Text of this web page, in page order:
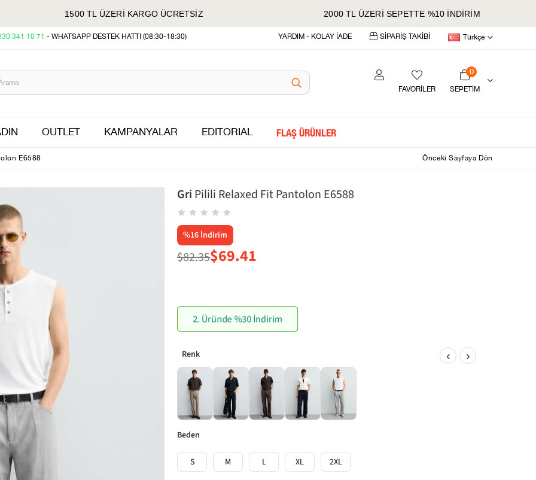
1500 TL ÜZERİ KARGO ÜCRETSİZ 2000 TL ÜZERİ SEPETTE %10 İNDİRİM
341 10 71 - WHATSAPP DESTEK HATTI (08:30-18:30) YARDIM - KOLAY İADE SİPARİŞ TAKİBİ Türkçe
SEPETIM
0
FAVORİLER
OUTLET KAMPANYALAR EDITORIAL FLAŞ ÜRÜNLER
E6588 Önceki Sayfaya Dön
Gri Pilili Relaxed Fit Pantolon E6588
%16 İndirim
$82.35$69.41
2. Üründe %30 İndirim
‹ ›
beden
S M L XL 2XL